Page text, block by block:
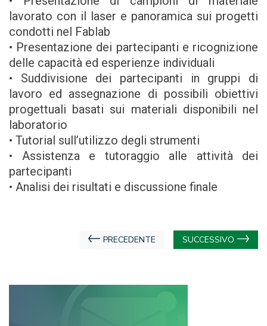
lavorato con il laser e panoramica sui progetti
condotti nel Fablab
• Presentazione dei partecipanti e ricognizione
delle capacità ed esperienze individuali
• Suddivisione dei partecipanti in gruppi di
lavoro ed assegnazione di possibili obiettivi
progettuali basati sui materiali disponibili nel
laboratorio
• Tutorial sull’utilizzo degli strumenti
• Assistenza e tutoraggio alle attività dei
partecipanti
• Analisi dei risultati e discussione finale
Navigazione
PRECEDENTE SUCCESSIVO